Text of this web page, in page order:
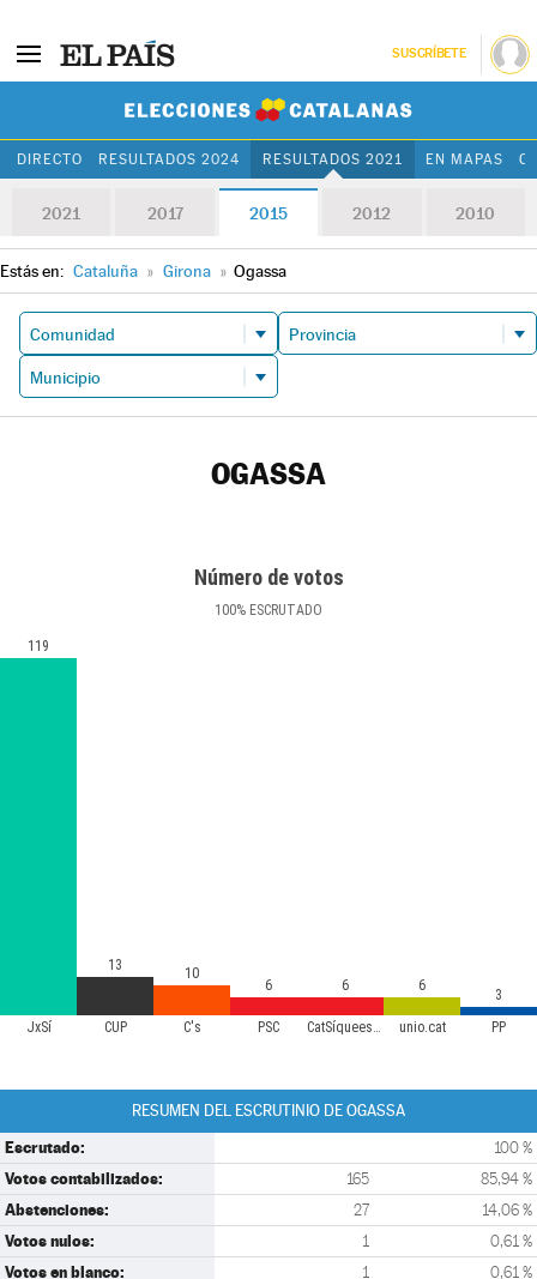
SUSCRÍBETE
DIRECTO RESULTADOS 2024 RESULTADOS 2021 EN MAPAS
2021 2017 2015 2012 2010
Estás en: Cataluña » Girona » Ogassa
OGASSA
Número de votos
100% ESCRUTADO
JxSí CUP C's PSC CatSíqueesPot unio.cat PP
119
13 10
6 6 6
3
RESUMEN DEL ESCRUTINIO DE OGASSA
Escrutado: 100 %
Votos contabilizados: 165 85,94 %
Abstenciones: 27 14,06 %
Votos nulos: 1 0,61 %
Votos en blanco: 1 0,61 %